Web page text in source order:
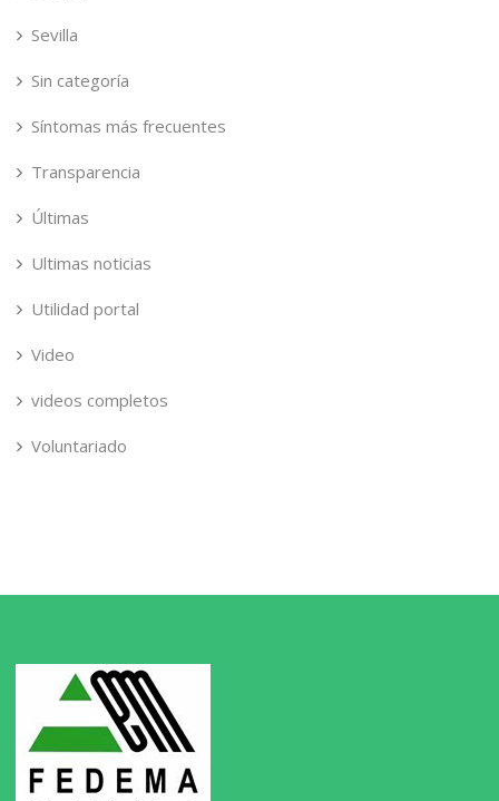
Sevilla
Sin categoría
Síntomas más frecuentes
Transparencia
Últimas
Ultimas noticias
Utilidad portal
Video
videos completos
Voluntariado